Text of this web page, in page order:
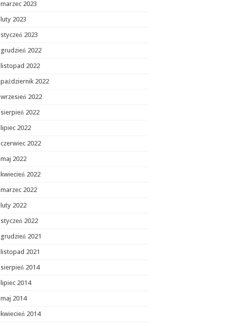
marzec 2023
luty 2023
styczeń 2023
grudzień 2022
listopad 2022
październik 2022
wrzesień 2022
sierpień 2022
lipiec 2022
czerwiec 2022
maj 2022
kwiecień 2022
marzec 2022
luty 2022
styczeń 2022
grudzień 2021
listopad 2021
sierpień 2014
lipiec 2014
maj 2014
kwiecień 2014